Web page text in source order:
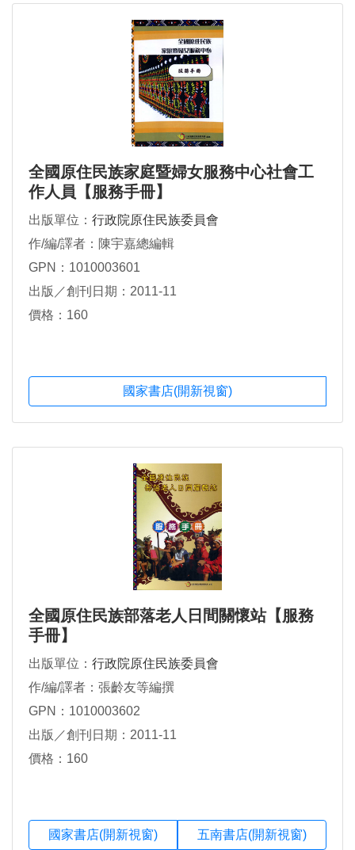
全國原住民族家庭暨婦女服務中心社會工
作人員【服務手冊】
出版單位： 行政院原住民族委員會
作/編/譯者：陳宇嘉總編輯
GPN：1010003601
出版／創刊日期：2011-11
價格：160
國家書店(開新視窗)
全國原住民族部落老人日間關懷站【服務
手冊】
出版單位： 行政院原住民族委員會
作/編/譯者：張齡友等編撰
GPN：1010003602
出版／創刊日期：2011-11
價格：160
國家書店(開新視窗) 五南書店(開新視窗)